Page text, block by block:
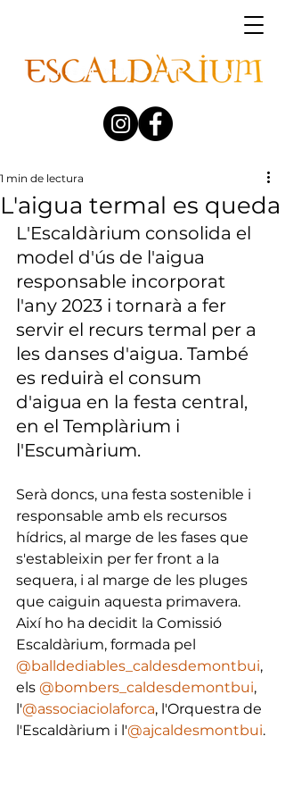
L'aigua termal es queda
1 min de lectura
L'Escaldàrium consolida el
model d'ús de l'aigua
responsable incorporat
l'any 2023 i tornarà a fer
servir el recurs termal per a
les danses d'aigua. També
es reduirà el consum
d'aigua en la festa central,
en el Templàrium i
l'Escumàrium.
Serà doncs, una festa sostenible i
responsable amb els recursos
hídrics, al marge de les fases que
s'estableixin per fer front a la
sequera, i al marge de les pluges
que caiguin aquesta primavera.
Així ho ha decidit la Comissió
Escaldàrium, formada pel
@balldediables_caldesdemontbui,
els @bombers_caldesdemontbui,
l'@associaciolaforca, l'Orquestra de
l'Escaldàrium i l'@ajcaldesmontbui.